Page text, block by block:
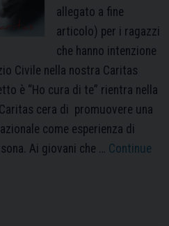
allegato a fine
articolo) per i ragazzi
che hanno intenzione
Civile nella nostra Caritas
è “Ho cura di te” rientra nella
cera di promuovere una
come esperienza di
Ai giovani che … Continue